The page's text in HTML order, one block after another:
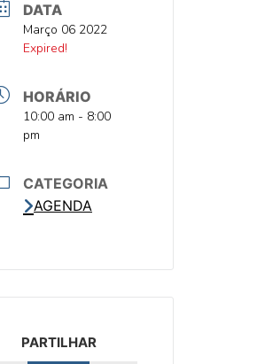
DATA
DATAMarço 06 2022
DATAExpired!
HORÁRIO
HORA
10:00 am - 8:00
pm
CATEGORIA
AGENDA
PARTILHAR